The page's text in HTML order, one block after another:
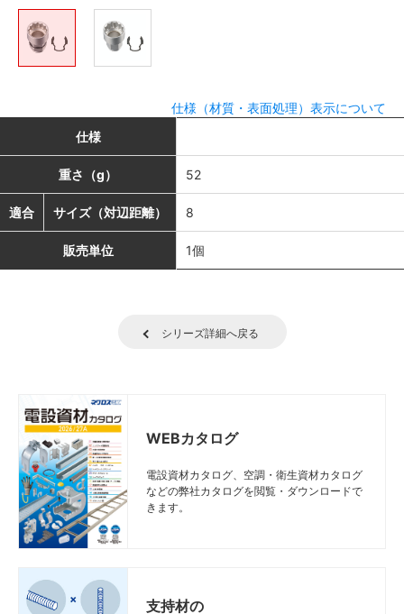
仕様（材質・表面処理）表示について
仕様
重さ（g） 52
適合 サイズ（対辺距離） 8
販売単位 1個
シリーズ詳細へ戻る
WEBカタログ
電設資材カタログ、空調・衛生資材カタログ
などの弊社カタログを閲覧・ダウンロードで
きます。
支持材の